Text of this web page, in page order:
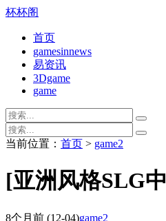
杯杯阁
首页
gamesinnews
易资讯
3Dgame
game
当前位置： 首页 > game2
[亚洲风格SLG
8个月前 (12-04)game2